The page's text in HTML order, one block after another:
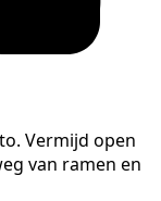
Vermijd open
van ramen en